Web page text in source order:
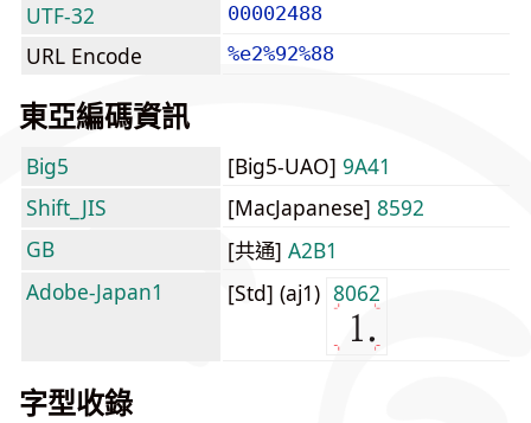
UTF-32 00002488
URL Encode %e2%92%88
東亞編碼資訊
Big5 [Big5-UAO] 9A41
Shift_JIS
[MacJapanese] 8592
GB
[共通] A2B1
Adobe-Japan1
[Std] (aj1) 8062
字型收錄